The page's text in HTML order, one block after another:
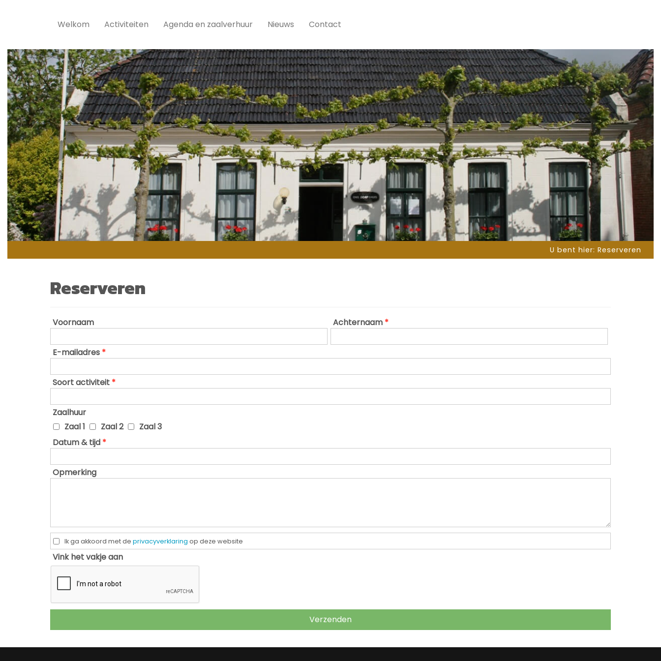
Welkom Activiteiten Agenda en zaalverhuur Nieuws Contact
U bent hier: Reserveren
Reserveren
Voornaam Achternaam *
E-mailadres *
Soort activiteit *
Zaalhuur
Zaal 1
Zaal 2
Zaal 3
Datum & tijd *
Opmerking
Ik ga akkoord met de privacyverklaring op deze website
Vink het vakje aan
Verzenden